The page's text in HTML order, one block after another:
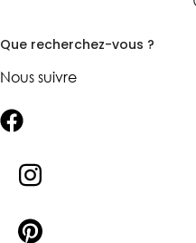
Que recherchez-vous ?
Nous suivre